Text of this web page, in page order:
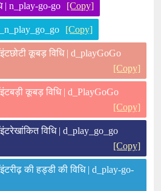
| n_play-go-go [Copy]
_n_play_go_go [Copy]
कूबड़ विधि | d_playGoGo
[Copy]
कूबड़ विधि | d_PlayGoGo
[Copy]
विधि | d_play_go_go
[Copy]
की हड्डी की विधि | d_play-go-